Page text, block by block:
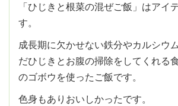
「ひじきと根菜の混ぜご飯」はアイ
す。
成長期に欠かせない鉄分やカルシウ
だひじきとお腹の掃除をしてくれる
のゴボウを使ったご飯です。
色身もありおいしかったです。